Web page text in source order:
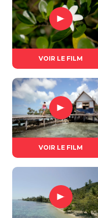
VOIR LE FILM
VOIR LE FILM